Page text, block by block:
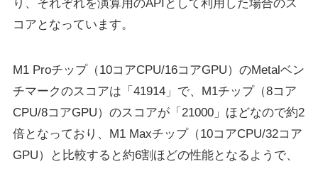
り、それぞれを演算用のAPIとして利用した場合のス
コアとなっています。
M1 Proチップ（10コアCPU/16コアGPU）のMetalベン
チマークのスコアは「41914」で、M1チップ（8コア
CPU/8コアGPU）のスコアが「21000」ほどなので約2
倍となっており、M1 Maxチップ（10コアCPU/32コア
GPU）と比較すると約6割ほどの性能となるようで、